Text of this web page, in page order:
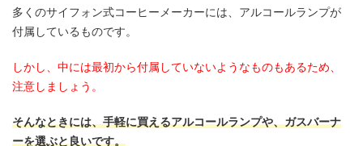
多くのサイフォン式コーヒーメーカーには、アルコールランプが
付属しているものです。
しかし、中には最初から付属していないようなものもあるため、
注意しましょう。
そんなときには、手軽に買えるアルコールランプや、ガスバーナ
ーを選ぶと良いです。